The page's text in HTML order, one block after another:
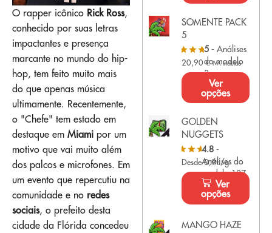
O rapper icônico Rick Ross,
conhecido por suas letras
impactantes e presença
marcante no mundo do hip-
hop, tem feito muito mais
do que apenas música
ultimamente. Recentemente,
o "Chefe" tem estado em
destaque em Miami por um
motivo que vai muito além
dos palcos e microfones. Em
um evento que repercutiu na
comunidade e no redes
sociais, o prefeito desta
cidade da Flórida concedeu
SOMENTE PACK
5
5 - Análises
do modelo
3
20,90€ IVA incluído
Ver
opções
GOLDEN
NUGGETS
4.8 -
Análises do
modelo 107
Desde 0,9€/g
Ver
opções
MANGO HAZE